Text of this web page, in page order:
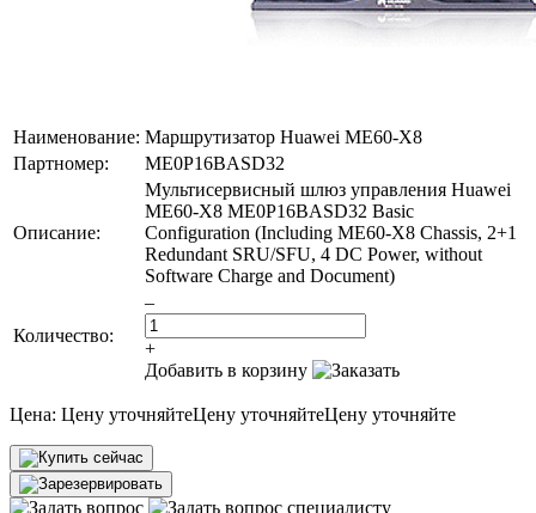
Наименование: Маршрутизатор Huawei ME60-X8
Партномер:
ME0P16BASD32
Описание:
Мультисервисный шлюз управления Huawei
ME60-X8 ME0P16BASD32 Basic
Configuration (Including ME60-X8 Chassis, 2+1
Redundant SRU/SFU, 4 DC Power, without
Software Charge and Document)
Количество:
–
+
Добавить в корзину
Цена: Цену уточняйтеЦену уточняйтеЦену уточняйте